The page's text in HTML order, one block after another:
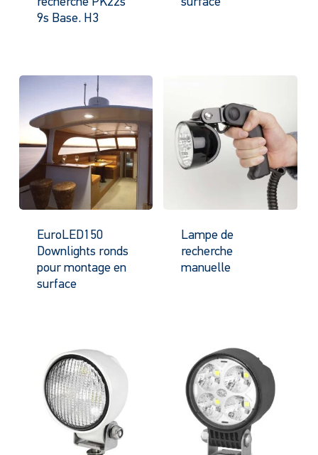
recherche PK22s
9s Base. H3
surface
EuroLED150
Downlights ronds
pour montage en
surface
Lampe de
recherche
manuelle